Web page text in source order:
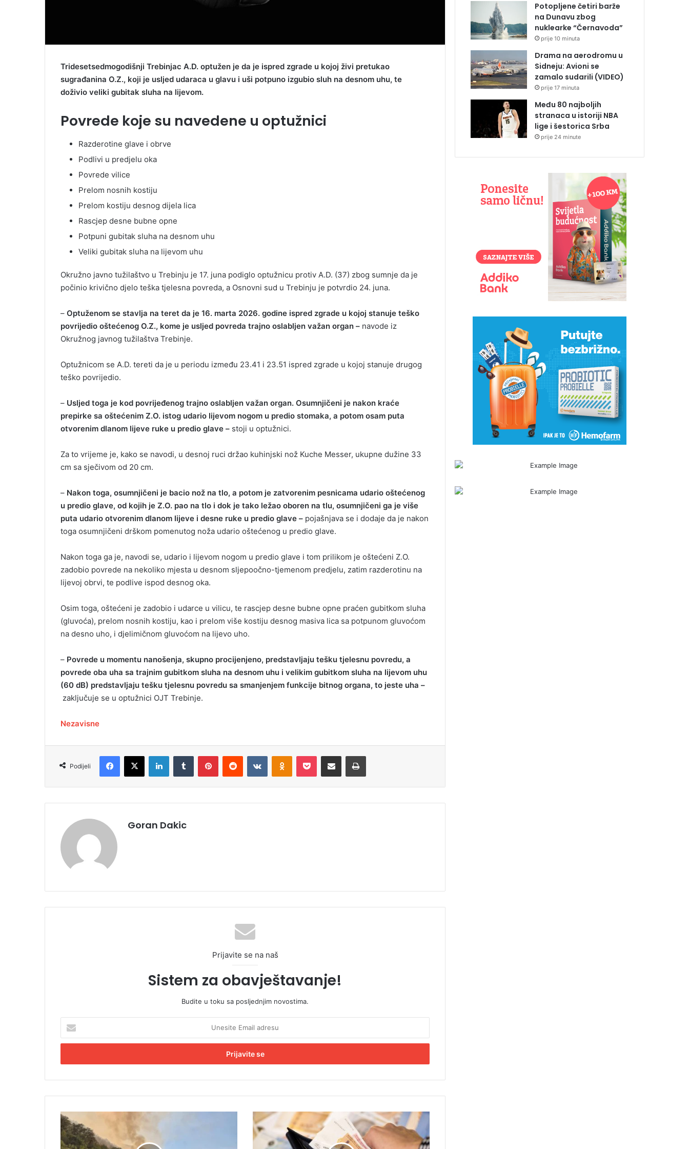
Tridesetsedmogodišnji Trebinjac A.D. optužen je da je ispred zgrade u kojoj živi pretukao
sugrađanina O.Z., koji je usljed udaraca u glavu i uši potpuno izgubio sluh na desnom uhu, te
doživio veliki gubitak sluha na lijevom.
Povrede koje su navedene u optužnici
Razderotine glave i obrve
Podlivi u predjelu oka
Povrede vilice
Prelom nosnih kostiju
Prelom kostiju desnog dijela lica
Rascjep desne bubne opne
Potpuni gubitak sluha na desnom uhu
Veliki gubitak sluha na lijevom uhu
Okružno javno tužilaštvo u Trebinju je 17. juna podiglo optužnicu protiv A.D. (37) zbog sumnje da je
počinio krivično djelo teška tjelesna povreda, a Osnovni sud u Trebinju je potvrdio 24. juna.
– Optuženom se stavlja na teret da je 16. marta 2026. godine ispred zgrade u kojoj stanuje teško
povrijedio oštećenog O.Z., kome je usljed povreda trajno oslabljen važan organ – navode iz
Okružnog javnog tužilaštva Trebinje.
Optužnicom se A.D. tereti da je u periodu između 23.41 i 23.51 ispred zgrade u kojoj stanuje drugog
teško povrijedio.
– Usljed toga je kod povrijeđenog trajno oslabljen važan organ. Osumnjičeni je nakon kraće
prepirke sa oštećenim Z.O. istog udario lijevom nogom u predio stomaka, a potom osam puta
otvorenim dlanom lijeve ruke u predio glave – stoji u optužnici.
Za to vrijeme je, kako se navodi, u desnoj ruci držao kuhinjski nož Kuche Messer, ukupne dužine 33
cm sa sječivom od 20 cm.
– Nakon toga, osumnjičeni je bacio nož na tlo, a potom je zatvorenim pesnicama udario oštećenog
u predio glave, od kojih je Z.O. pao na tlo i dok je tako ležao oboren na tlu, osumnjičeni ga je više
puta udario otvorenim dlanom lijeve i desne ruke u predio glave – pojašnjava se i dodaje da je nakon
toga osumnjičeni drškom pomenutog noža udario oštećenog u predio glave.
Nakon toga ga je, navodi se, udario i lijevom nogom u predio glave i tom prilikom je oštećeni Z.O.
zadobio povrede na nekoliko mjesta u desnom sljepoočno-tjemenom predjelu, zatim razderotinu na
lijevoj obrvi, te podlive ispod desnog oka.
Osim toga, oštećeni je zadobio i udarce u vilicu, te rascjep desne bubne opne praćen gubitkom sluha
(gluvoća), prelom nosnih kostiju, kao i prelom više kostiju desnog masiva lica sa potpunom gluvoćom
na desno uho, i djelimičnom gluvoćom na lijevo uho.
– Povrede u momentu nanošenja, skupno procijenjeno, predstavljaju tešku tjelesnu povredu, a
povrede oba uha sa trajnim gubitkom sluha na desnom uhu i velikim gubitkom sluha na lijevom uhu
(60 dB) predstavljaju tešku tjelesnu povredu sa smanjenjem funkcije bitnog organa, to jeste uha –
zaključuje se u optužnici OJT Trebinje.
Nezavisne
Podijeli
Goran Dakic
Prijavite se na naš
Sistem za obavještavanje!
Budite u toku sa posljednjim novostima.
e
i
E
a
l
V
a
t
l
a
Potopljene četiri barže
na Dunavu zbog
nuklearke “Černavoda”
prije 10 minuta
Drama na aerodromu u
Sidneju: Avioni se
zamalo sudarili (VIDEO)
prije 17 minuta
Među 80 najboljih
stranaca u istoriji NBA
lige i šestorica Srba
prije 24 minute